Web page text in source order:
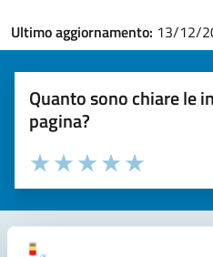
Ultimo aggiornamento: 13/12/
Quanto sono chiare le
pagina?
Valuta la chiarezza delle
Seleziona il numero di stelle
Valuta 5
Valuta 4 stelle su
Valuta 3 stelle su 5
Valuta 2 stelle su 5
Valuta 1 stelle su 5